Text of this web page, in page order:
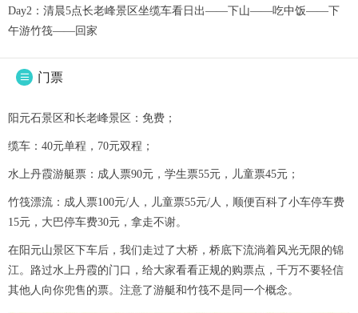
Day2：清晨5点长老峰景区坐缆车看日出——下山——吃中饭——下
午游竹筏——回家
 门票
阳元石景区和长老峰景区：免费；
缆车：40元单程，70元双程；
水上丹霞游艇票：成人票90元，学生票55元，儿童票45元；
竹筏漂流：成人票100元/人，儿童票55元/人，顺便百科了小车停车费
15元，大巴停车费30元，拿走不谢。
在阳元山景区下车后，我们走过了大桥，桥底下流淌着风光无限的锦
江。路过水上丹霞的门口，给大家看看正规的购票点，千万不要轻信
其他人向你兜售的票。注意了游艇和竹筏不是同一个概念。